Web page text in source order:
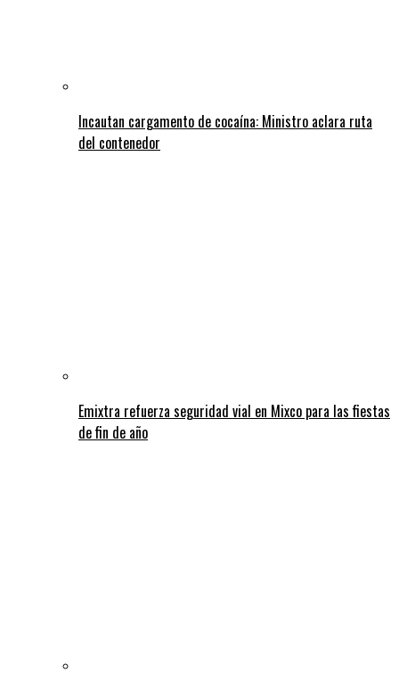
Incautan cargamento de cocaína: Ministro aclara ruta
del contenedor
Emixtra refuerza seguridad vial en Mixco para las fiestas
de fin de año